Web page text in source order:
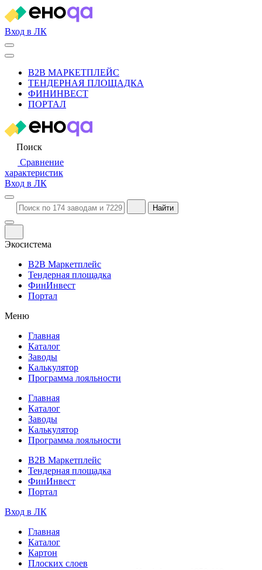
Вход в ЛК
B2B МАРКЕТПЛЕЙС
ТЕНДЕРНАЯ ПЛОЩАДКА
ФИНИНВЕСТ
ПОРТАЛ
Поиск
Сравнение
характеристик
Вход в ЛК
Найти
Экосистема
B2B Маркетплейс
Тендерная площадка
ФинИнвест
Портал
Меню
Главная
Каталог
Заводы
Калькулятор
Программа лояльности
Главная
Каталог
Заводы
Калькулятор
Программа лояльности
B2B Маркетплейс
Тендерная площадка
ФинИнвест
Портал
Вход в ЛК
Главная
Каталог
Картон
Плоских слоев